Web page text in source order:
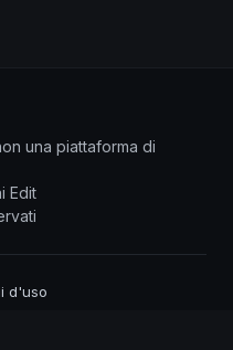
una piattaforma di
Edit
d'uso